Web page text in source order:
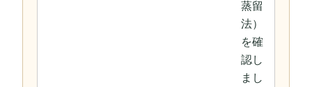
蒸留
法）
を確
認し
まし